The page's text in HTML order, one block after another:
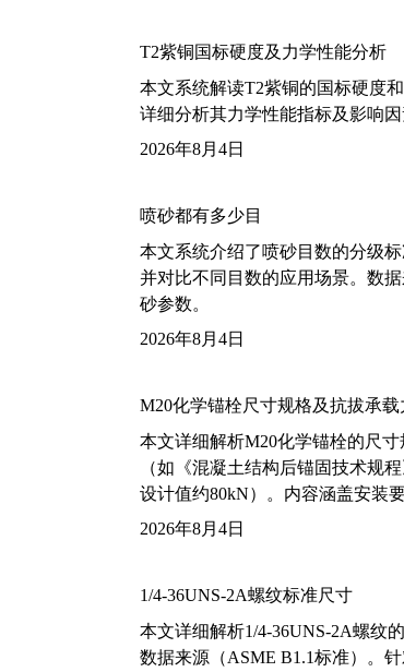
T2紫铜国标硬度及力学性能分析
本文系统解读T2紫铜的国标硬度
详细分析其力学性能指标及影响
2026年8月4日
喷砂都有多少目
本文系统介绍了喷砂目数的分级
并对比不同目数的应用场景。数
砂参数。
2026年8月4日
M20化学锚栓尺寸规格及抗拔承载
本文详细解析M20化学锚栓的尺
（如《混凝土结构后锚固技术规
设计值约80kN）。内容涵盖安装
2026年8月4日
1/4-36UNS-2A螺纹标准尺寸
本文详细解析1/4-36UNS-2A螺纹
数据来源（ASME B1.1标准）。